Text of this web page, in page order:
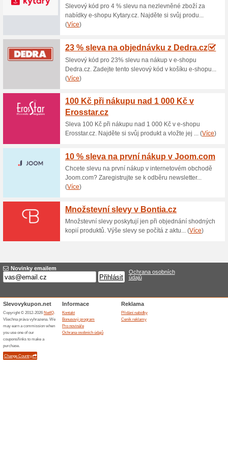
Aktuální slevy a
Doprava zdarma
Halloweenstore.cz
64% fungovalo Akce
Pokud objednané zboží v
částku 3 000 Kč, za dopravu
bezplatné dopravy a
Jen 749 Kč za
Halloweenstore.cz
63% fungovalo